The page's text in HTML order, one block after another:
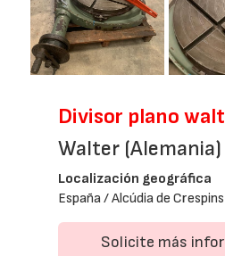
Divisor plano
Walter
Localización geográfica
España / Alcúdia de
Solicite más